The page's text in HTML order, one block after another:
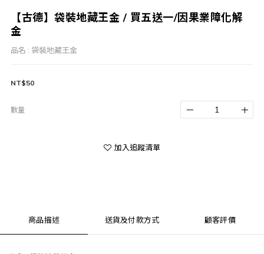
【古德】袋裝地藏王金 / 買五送一/因果業障化解
金
品名 : 袋裝地藏王金
NT$50
數量
加入追蹤清單
商品描述 送貨及付款方式 顧客評價